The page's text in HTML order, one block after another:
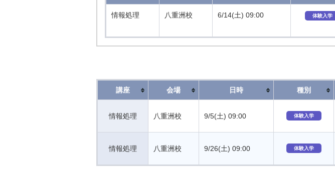
情報処理 八重洲校 6/14(土) 09:00 体験入学
講座 会場 日時 種別
情報処理 八重洲校 9/5(土) 09:00 体験入学
情報処理 八重洲校 9/26(土) 09:00 体験入学